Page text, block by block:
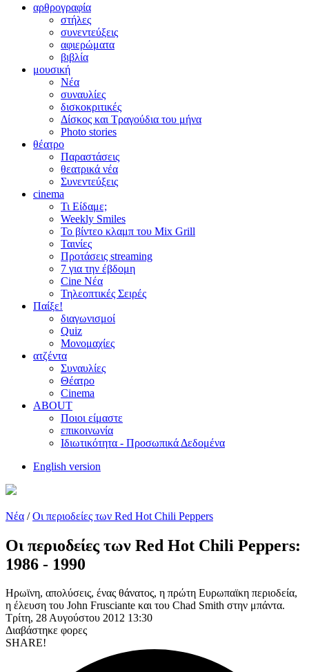
αρθρογραφία
στήλες
συνεντεύξεις
αφιερώματα
βιβλία
μουσική
Νέα
συναυλίες
δισκοκριτικές
Δίσκος και Τραγούδια του μήνα
Photo stories
θέατρο
Παραστάσεις
θεατρικά νέα
Συνεντεύξεις
cinema
Τι Είδαμε;
Weekly Smiles
Το βίντεο κλαμπ του Mix Grill
Ταινίες
Προτάσεις streaming
7 για την έβδομη
Cine Νέα
Τηλεοπτικές Σειρές
Παίξε!
διαγωνισμοί
Quiz
Μονομαχίες
ατζέντα
Συναυλίες
Θέατρο
Cinema
ABOUT
Ποιοι είμαστε
επικοινωνία
Ιδιωτικότητα - Προσωπικά Δεδομένα
English version
Νέα /Οι περιοδείες των Red Hot Chili Peppers
Οι περιοδείες των Red Hot Chili Peppers:
1986 - 1990
Ηρωϊνη, απολύσεις, ένας θάνατος, η πρώτη Ευρωπαϊκη περιοδεία,
η έλευση του John Frusciante και του Chad Smith στην μπάντα.
Τρίτη, 28 Αυγούστου 2012 13:30
Διαβάστηκε φορες
SHARE!